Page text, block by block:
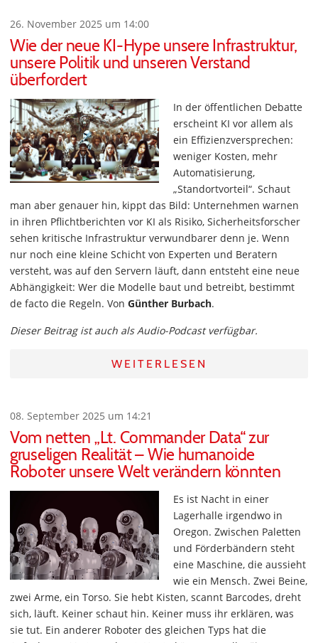
26. November 2025 um 14:00
Wie der neue KI-Hype unsere Infrastruktur,
unsere Politik und unseren Verstand
überfordert
In der öffentlichen Debatte
erscheint KI vor allem als
ein Effizienzversprechen:
weniger Kosten, mehr
Automatisierung,
„Standortvorteil“. Schaut
man aber genauer hin, kippt das Bild: Unternehmen warnen
in ihren Pflichtberichten vor KI als Risiko, Sicherheitsforscher
sehen kritische Infrastruktur verwundbarer denn je. Wenn
nur noch eine kleine Schicht von Experten und Beratern
versteht, was auf den Servern läuft, dann entsteht eine neue
Abhängigkeit: Wer die Modelle baut und betreibt, bestimmt
de facto die Regeln. Von Günther Burbach.
Dieser Beitrag ist auch als Audio-Podcast verfügbar.
WEITERLESEN
08. September 2025 um 14:21
Vom netten „Lt. Commander Data“ zur
gruseligen Realität – Wie humanoide
Roboter unsere Welt verändern könnten
Es ist Nacht in einer
Lagerhalle irgendwo in
Oregon. Zwischen Paletten
und Förderbändern steht
eine Maschine, die aussieht
wie ein Mensch. Zwei Beine,
zwei Arme, ein Torso. Sie hebt Kisten, scannt Barcodes, dreht
sich, läuft. Keiner schaut hin. Keiner muss ihr erklären, was
sie tut. Ein anderer Roboter des gleichen Typs hat die